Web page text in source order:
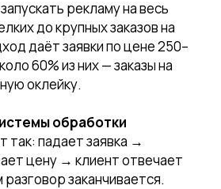
рекламу на весь
до крупных заказов на
даёт заявки по цене 250–
60% из них — заказы на
оклейку.
обработки
так: падает заявка →
цену → клиент отвечает
заканчивается.